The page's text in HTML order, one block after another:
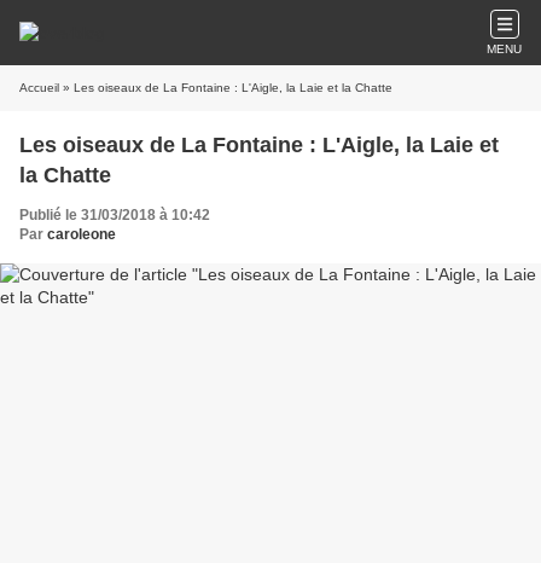
MENU
Accueil » Les oiseaux de La Fontaine : L'Aigle, la Laie et la Chatte
Les oiseaux de La Fontaine : L'Aigle, la Laie et
la Chatte
Publié le 31/03/2018 à 10:42
Par caroleone